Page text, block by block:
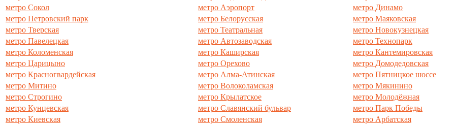
метро Сокол
метро Аэропорт
метро Динамо
метро Петровский парк
метро Белорусская
метро Маяковская
метро Тверская
метро Театральная
метро Новокузнецкая
метро Павелецкая
метро Автозаводская
метро Технопарк
метро Коломенская
метро Каширская
метро Кантемировская
метро Царицыно
метро Орехово
метро Домодедовская
метро Красногвардейская
метро Алма-Атинская
метро Пятницкое шоссе
метро Митино
метро Волоколамская
метро Мякинино
метро Строгино
метро Крылатское
метро Молодёжная
метро Кунцевская
метро Славянский бульвар
метро Парк Победы
метро Киевская
метро Смоленская
метро Арбатская